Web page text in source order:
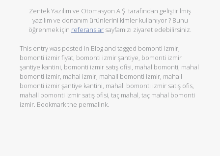
Zentek Yazılım ve Otomasyon A.Ş. tarafından geliştirilmiş
yazılım ve donanım ürünlerini kimler kullanıyor ? Bunu
öğrenmek için referanslar sayfamızı ziyaret edebilirsiniz.
This entry was posted in Blogand tagged bomonti izmir,
bomonti izmir fiyat, bomonti izmir şantiye, bomonti izmir
şantiye kantini, bomonti izmir satış ofisi, mahal bomonti, mahal
bomonti izmir, mahal izmir, mahall bomonti izmir, mahall
bomonti izmir şantiye kantini, mahall bomonti izmir satış ofis,
mahall bomonti izmir satış ofisi, taç mahal, taç mahal bomonti
izmir. Bookmark the permalink.